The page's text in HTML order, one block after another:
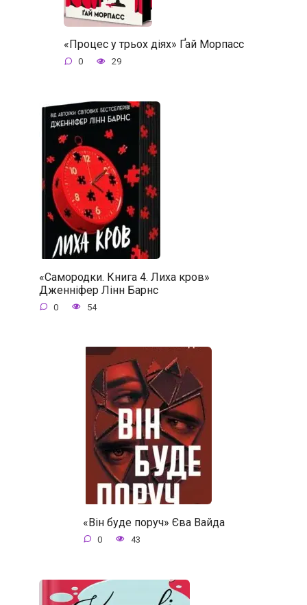
«Процес у трьох діях» Ґай Морпасс
0 29
«Самородки. Книга 4. Лиха кров»
Дженніфер Лінн Барнс
0 54
«Він буде поруч» Єва Вайда
0 43